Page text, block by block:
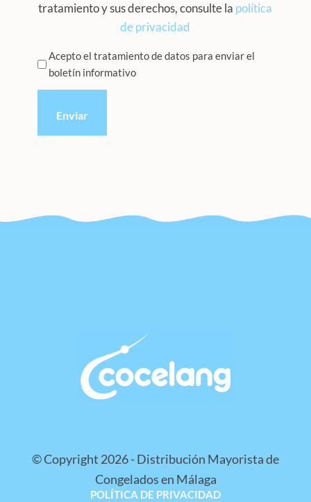
tratamiento y sus derechos, consulte la política
de privacidad
Privacidad
Acepto el tratamiento de datos para enviar el
boletín informativo
© Copyright 2026 - Distribución Mayorista de
Congelados en Málaga
POLÍTICA DE PRIVACIDAD